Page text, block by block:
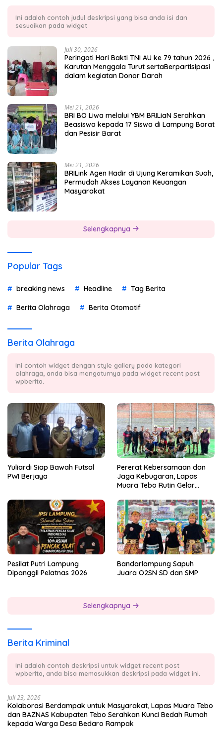
Ini adalah contoh judul deskripsi yang bisa anda isi dan
sesuaikan pada widget
Juli 30, 2026
Peringati Hari Bakti TNI AU ke 79 tahun 2026 ,
Karutan Menggala Turut sertaBerpartisipasi
dalam kegiatan Donor Darah
Mei 21, 2026
BRI BO Liwa melalui YBM BRILiaN Serahkan
Beasiswa kepada 17 Siswa di Lampung Barat
dan Pesisir Barat
Mei 21, 2026
BRILink Agen Hadir di Ujung Keramikan Suoh,
Permudah Akses Layanan Keuangan
Masyarakat
Selengkapnya
Popular Tags
breaking news Headline Tag Berita
Berita Olahraga Berita Otomotif
Berita Olahraga
Ini contoh widget dengan style gallery pada kategori
olahraga, anda bisa mengaturnya pada widget recent post
wpberita.
Yuliardi Siap Bawah Futsal
PWI Berjaya
Pererat Kebersamaan dan
Jaga Kebugaran, Lapas
Muara Tebo Rutin Gelar
Pesilat Putri Lampung
Dipanggil Pelatnas 2026
Bandarlampung Sapuh
Juara O2SN SD dan SMP
Selengkapnya
Berita Kriminal
Ini adalah contoh deskripsi untuk widget recent post
wpberita, anda bisa memasukkan deskripsi pada widget ini.
Juli 23, 2026
Kolaborasi Berdampak untuk Masyarakat, Lapas Muara Tebo
dan BAZNAS Kabupaten Tebo Serahkan Kunci Bedah Rumah
kepada Warga Desa Bedaro Rampak